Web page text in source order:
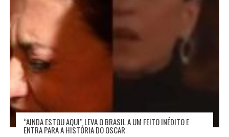
“AINDA ESTOU AQUI” LEVA O BRASIL A UM FEITO INÉDITO E
ENTRA PARA A HISTÓRIA DO OSCAR